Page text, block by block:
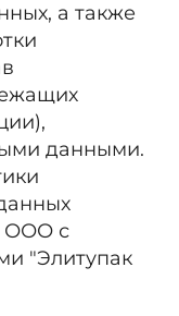
а также
данными.
ООО с
"Элитупак